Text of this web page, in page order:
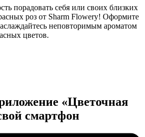
порадовать себя или своих близких
роз от Sharm Flowery! Оформите
неповторимым ароматом
цветов.
«Цветочная
смартфон